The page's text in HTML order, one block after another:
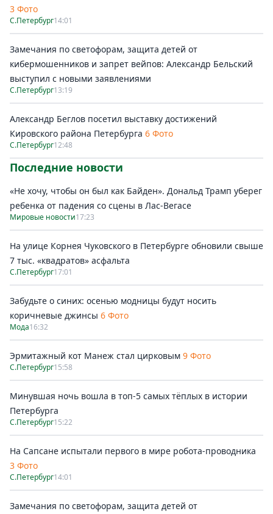
3 Фото
С.Петербург14:01
Замечания по светофорам, защита детей от
кибермошенников и запрет вейпов: Александр Бельский
выступил с новыми заявлениями
С.Петербург13:19
Александр Беглов посетил выставку достижений
Кировского района Петербурга 6 Фото
С.Петербург12:48
Последние новости
«Не хочу, чтобы он был как Байден». Дональд Трамп уберег
ребенка от падения со сцены в Лас-Вегасе
Мировые новости17:23
На улице Корнея Чуковского в Петербурге обновили свыше
7 тыс. «квадратов» асфальта
С.Петербург17:01
Забудьте о синих: осенью модницы будут носить
коричневые джинсы 6 Фото
Мода16:32
Эрмитажный кот Манеж стал цирковым 9 Фото
С.Петербург15:58
Минувшая ночь вошла в топ-5 самых тёплых в истории
Петербурга
С.Петербург15:22
На Сапсане испытали первого в мире робота-проводника
3 Фото
С.Петербург14:01
Замечания по светофорам, защита детей от